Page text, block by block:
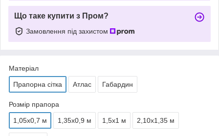
Що таке купити з Пром?
Замовлення під захистом
Матеріал
Прапорна сітка Атлас Габардин
Розмір прапора
1,05х0,7 м 1,35х0,9 м 1,5х1 м 2,10х1,35 м